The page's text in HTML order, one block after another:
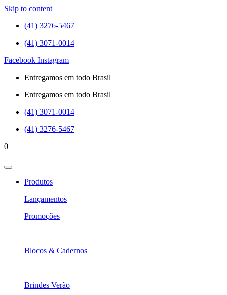
Skip to content
(41) 3276-5467
(41) 3071-0014
Facebook Instagram
Entregamos em todo Brasil
Entregamos em todo Brasil
(41) 3071-0014
(41) 3276-5467
0
Produtos
Lançamentos
Promoções
Blocos & Cadernos
Brindes Verão